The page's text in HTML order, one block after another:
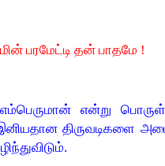
பரமேட்டி தன் பாதமே !
என்று பொருள்.
திருவடிகளை